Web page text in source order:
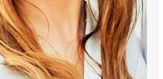
Warszawy.
propozycja dla firm
powierzchni biurowej w prestiżowej
dostępem do komunikacji miejskiej.